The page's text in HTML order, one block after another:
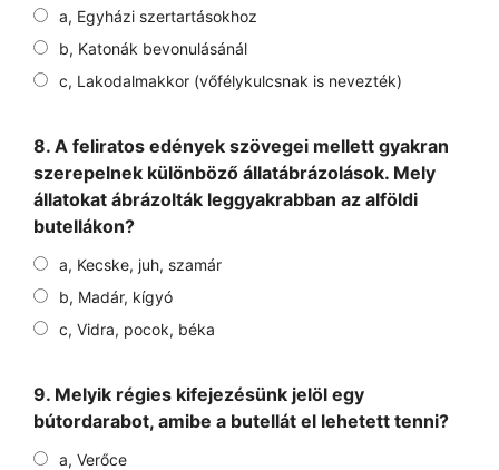
a, Egyházi szertartásokhoz
b, Katonák bevonulásánál
c, Lakodalmakkor (vőfélykulcsnak is nevezték)
8. A feliratos edények szövegei mellett gyakran
szerepelnek különböző állatábrázolások. Mely
állatokat ábrázolták leggyakrabban az alföldi
butellákon?
a, Kecske, juh, szamár
b, Madár, kígyó
c, Vidra, pocok, béka
9. Melyik régies kifejezésünk jelöl egy
bútordarabot, amibe a butellát el lehetett tenni?
a, Verőce